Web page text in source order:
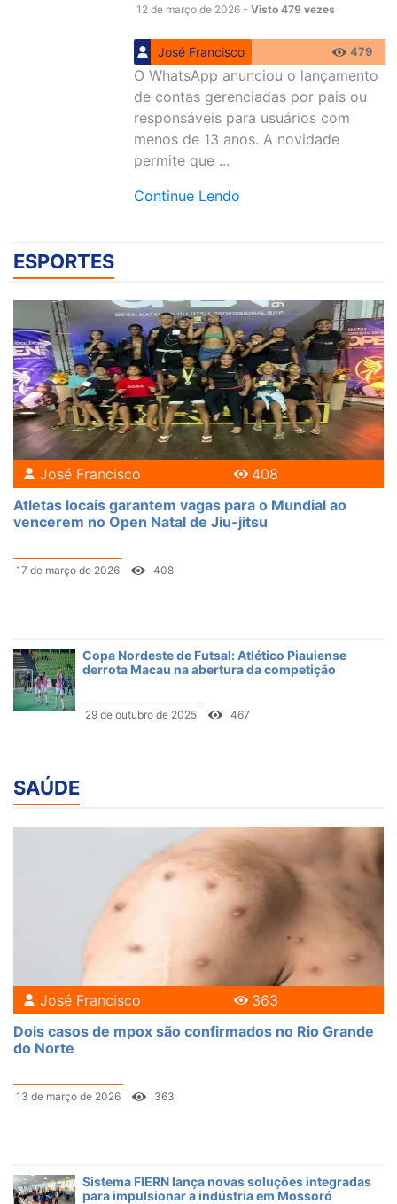
12 de março de 2026 -Visto 479 vezes
José Francisco 479
O WhatsApp anunciou o lançamento
de contas gerenciadas por pais ou
responsáveis para usuários com
menos de 13 anos. A novidade
permite que ...
Continue Lendo
ESPORTES
José Francisco
408
Atletas locais garantem vagas para o Mundial ao
vencerem no Open Natal de Jiu-jitsu
17 de março de 2026 408
Copa Nordeste de Futsal: Atlético Piauiense
derrota Macau na abertura da competição
29 de outubro de 2025 467
SAÚDE
José Francisco
363
Dois casos de mpox são confirmados no Rio Grande
do Norte
13 de março de 2026 363
Sistema FIERN lança novas soluções integradas
para impulsionar a indústria em Mossoró